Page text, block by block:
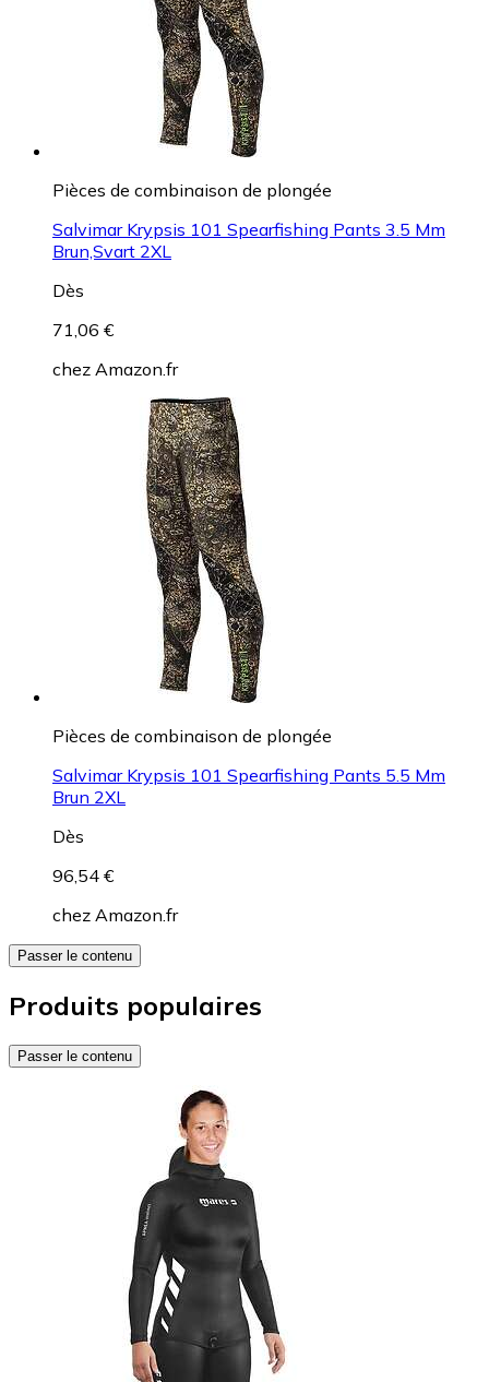
Pièces de combinaison de plongée
Salvimar Krypsis 101 Spearfishing Pants 3.5 Mm
Brun,Svart 2XL
Dès
71,06 €
chez Amazon.fr
Pièces de combinaison de plongée
Salvimar Krypsis 101 Spearfishing Pants 5.5 Mm
Brun 2XL
Dès
96,54 €
chez Amazon.fr
Passer le contenu
Produits populaires
Passer le contenu